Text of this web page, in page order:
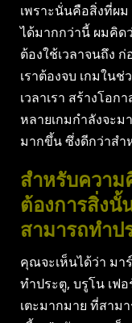
เพราะนั่นคือสิ่งที่ผ
ได้มากกว่านี้ ผมคิด
ต้องใช้เวลาจนถึง
เราต้องจบ เกมใน
เวลาเรา สร้างโอก
หลายเกมกําลังจะ
มากขึ้น ซึ่งดีกว่าสํ
สําหรับควา
ต้องการสิ่งนั้
สามารถทําป
คุณจะเห็นได้ว่า มา
ทําประตู, บรูโน เฟ
เตะมากมาย ที่สาม